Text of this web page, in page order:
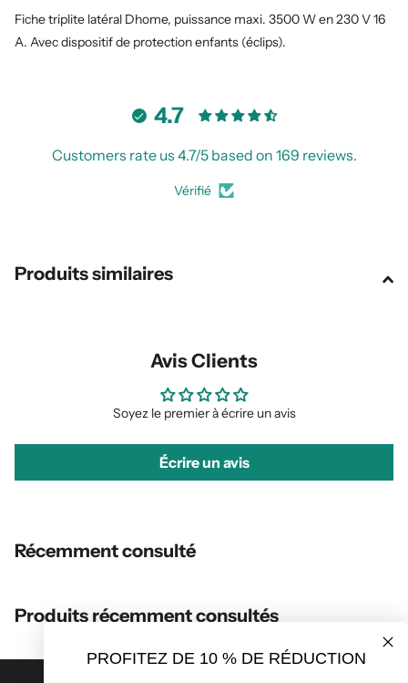
Fiche triplite latéral Dhome, puissance maxi. 3500 W en 230 V 16
A. Avec dispositif de protection enfants (éclips).
4.7
Customers rate us 4.7/5 based on 169 reviews.
Vérifié
Produits similaires
Avis Clients
Soyez le premier à écrire un avis
Écrire un avis
Récemment consulté
Produits récemment consultés
PROFITEZ DE 10 % DE RÉDUCTION